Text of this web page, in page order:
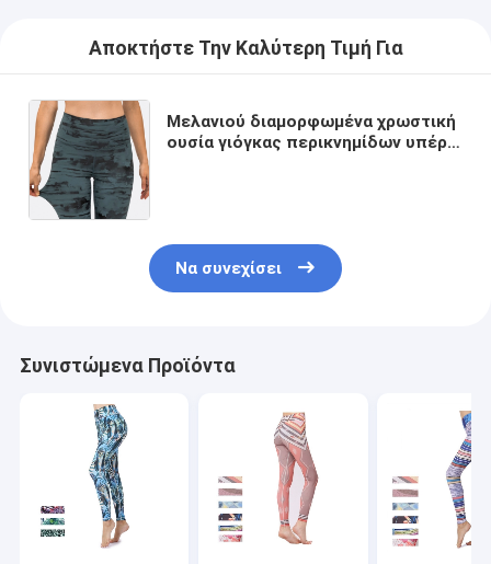
Αποκτήστε Την Καλύτερη Τιμή Για
Μελανιού διαμορφωμένα χρωστική
ουσία γιόγκας περικνημίδων υπέρ
Να συνεχίσει
Συνιστώμενα Προϊόντα